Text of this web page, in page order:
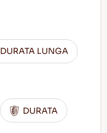
DURATA LUNGA
DURATA